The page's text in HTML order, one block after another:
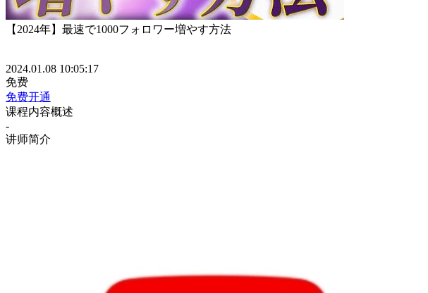
【2024年】最速で1000フォロワー増やす方法
2024.01.08 10:05:17
免费
免费开通
课程内容概述
-
讲师简介